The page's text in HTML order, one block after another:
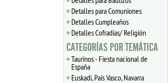
Detalles para Comuniones
Detalles Cumpleaños
Detalles Cofradias/ Religión
CATEGORÍAS POR TEMÁTICA
Taurinos - Fiesta nacional de
España
Euskadi, Pais Vasco, Navarra